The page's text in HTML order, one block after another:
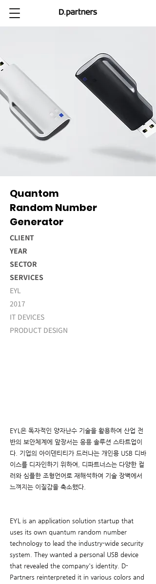
Quantom
Random Number
Generator
CLIENT
YEAR
SECTOR
SERVICES
EYL
2017
IT DEVICES
PRODUCT DESIGN
EYL은 독자적인 양자난수 기술을 활용하여 산업 전
반의 보안체계에 앞장서는 응용 솔루션 스타트업이
다. 기업의 아이덴티티가 드러나는 개인용 USB 디바
이스를 디자인하기 위하여, 디파트너스는 다양한 컬
러와 심플한 조형언어로 재해석하여 기술 장벽에서
느껴지는 이질감을 축소했다.
EYL is an application solution startup that
uses its own quantum random number
technology to lead the industry-wide security
system. They wanted a personal USB device
that revealed the company's identity. D-
Partners reinterpreted it in various colors and